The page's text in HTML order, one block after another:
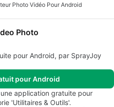
Photo Vidéo Pour Android
Photo
pour Android, par SprayJoy
pour Android
application gratuite pour
'Utilitaires & Outils'.